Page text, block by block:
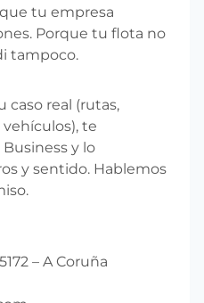
tu empresa
Porque tu flota no
tampoco.
caso real (rutas,
te
y lo
y sentido. Hablemos
– A Coruña